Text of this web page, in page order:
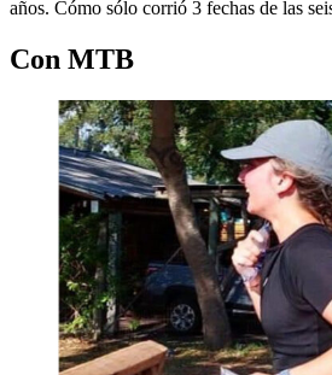
años. Cómo sólo corrió 3 fechas de las
Con MTB